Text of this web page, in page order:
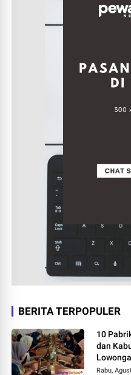
BERITA TERPOPULER
10
dan
Rabu,